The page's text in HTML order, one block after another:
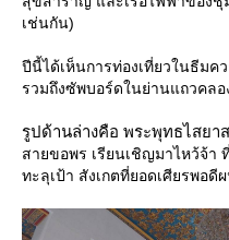
เช่นกัน)
ปีนี้ได้เห็นการท่องเที่ยวในธีมค
รวมถึงซัพบอร์ดในย่านแถวคล
รูปด้านล่างคือ พระพุทธไสยา
สายขอพร เรียนเชิญมาไหว้จ้า
ทะลุเป้า สังเกตที่ยอดเศียรพอดี